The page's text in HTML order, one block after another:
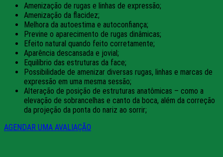
Amenização de rugas e linhas de expressão;
Amenização da flacidez;
Melhora da autoestima e autoconfiança;
Previne o aparecimento de rugas dinâmicas;
Efeito natural quando feito corretamente;
Aparência descansada e jovial;
Equilíbrio das estruturas da face;
Possibilidade de amenizar diversas rugas, linhas e marcas de
expressão em uma mesma sessão;
Alteração de posição de estruturas anatômicas – como a
elevação de sobrancelhas e canto da boca, além da correção
da projeção da ponta do nariz ao sorrir;
AGENDAR UMA AVALIAÇÃO